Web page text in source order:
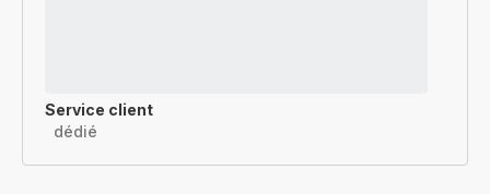
Service client
dédié